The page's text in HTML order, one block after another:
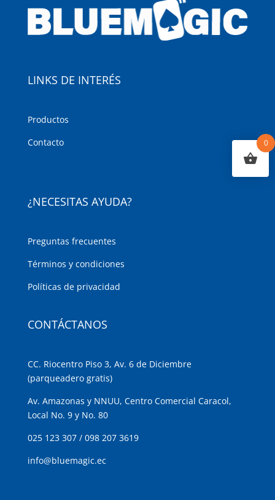
LINKS DE INTERÉS
Productos
Contacto
¿NECESITAS AYUDA?
Preguntas frecuentes
Términos y condiciones
Políticas de privacidad
CONTÁCTANOS
CC. Riocentro Piso 3, Av. 6 de Diciembre
(parqueadero gratis)
Av. Amazonas y NNUU, Centro Comercial Caracol,
Local No. 9 y No. 80
025 123 307 / 098 207 3619
info@bluemagic.ec
0